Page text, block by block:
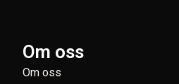
Om oss
Om oss